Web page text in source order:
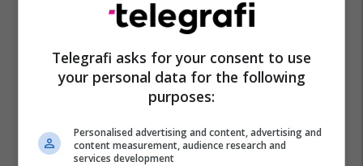
Telegrafi asks for your consent to use
your personal data for the following
purposes:
Personalised advertising and content, advertising and
content measurement, audience research and
services development